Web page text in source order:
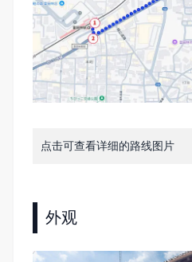
点击可查看详细的路线图片
外观